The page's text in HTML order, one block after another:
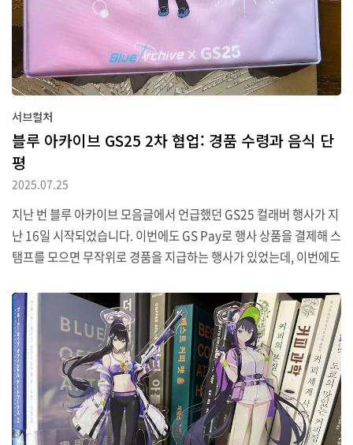
서브컬처
블루 아카이브 GS25 2차 협업: 경품 수령과 음식 단
평
2025.07.25
지난 번 블루 아카이브 모음글에서 언급했던 GS25 컬래버 행사가 지
난 16일 시작되었습니다. 이번에도 GS Pay로 행사 상품을 결제해 스
탬프를 모으면 무작위로 경품을 지급하는 행사가 있었는데, 이번에도
번 대비 스탬프 갯수를 늘리고 (사실상) 1일 1회 제한도 걸었던 걸 생
각하면 다들 대단하다 싶군요.응모 당시에는 7월 4주차 이후 순차적
으로 발송한다고 했지만 그런 문구에 큰 신뢰는 없어 '때 되면 오겠지'
하고 있었는데, 24일 제품이 매장에 도착했으니 수령해 가라는 연락
이 왔습니다. 사진을 보면 아시겠지만 제가 받은 건 띠부씰 콜렉터북.
사실 지난번 행사 때도 한 권 받은게 있어서 사실상 1등상인 콜드컵-
받은 사람에 따르면 350ml..